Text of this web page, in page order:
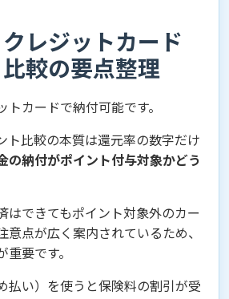
レジットカード
較の要点整理
カードで納付可能です。
ト比較の本質は還元率の数字だけ
の納付がポイント付与対象かどう
はできてもポイント対象外のカー
意点が広く案内されているため、
要です。
払い）を使うと保険料の割引が受